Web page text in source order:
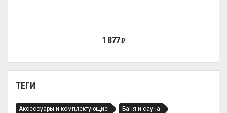
ТЕГИ
Аксессуары и комплектующие
Баня и сауна
1 877₽